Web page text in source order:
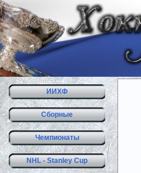
ИИХФ
Сборные
Чемпионаты
NHL - Stanley Cup